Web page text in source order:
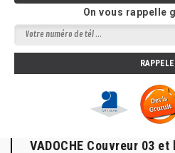
On vous rappelle
VADOCHE Couvreur 03